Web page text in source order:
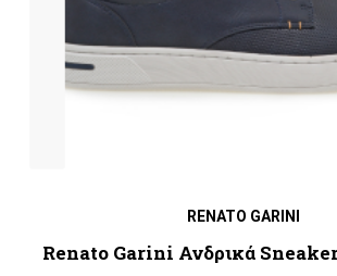
RENATO GARINI
Renato Garini Ανδρικά